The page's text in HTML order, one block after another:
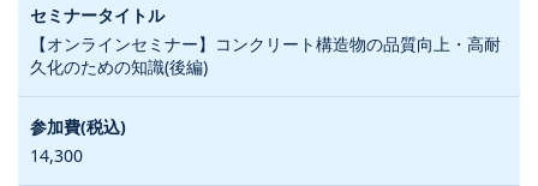
【オンラインセミナー】コンクリート構造物の品質向上・高耐
久化のための知識(後編)
14,300